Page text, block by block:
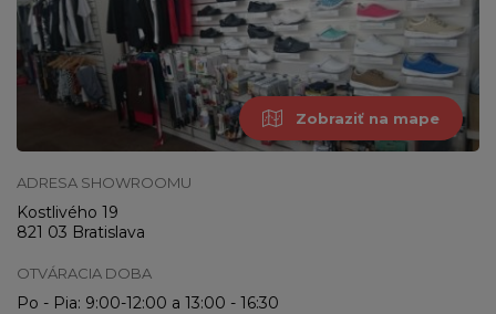
Zobraziť na mape
ADRESA SHOWROOMU
Kostlivého 19
821 03 Bratislava
OTVÁRACIA DOBA
Po - Pia: 9:00-12:00 a 13:00 - 16:30